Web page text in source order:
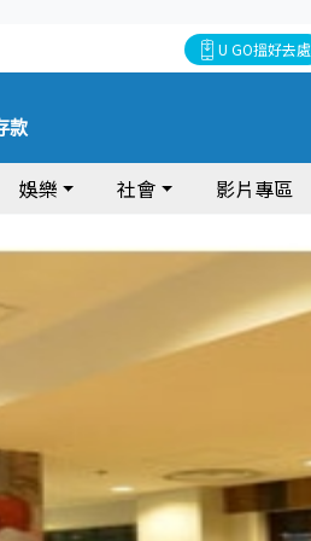
U GO搵好去處
款
娛樂 社會 影片專區